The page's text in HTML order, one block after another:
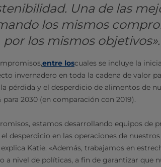
Una de las
los mismos
por los mismos objetivos».
entre loscuales se incluye la
invernadero en toda la cadena de valor
pérdida y el desperdicio de alimentos de
2030 (en comparación con 2019).
estamos desarrollando equipos de
desperdicio en las operaciones de
Katie. «Además, trabajamos en
a nivel de políticas, a fin de garantizar que